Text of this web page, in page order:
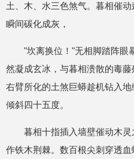
土、木、水三色煞气。暮相催
瞬间碳化成灰，
"坎离换位！"无相脚踏阵眼
然凝成玄冰，与暮相溃散的毒
右臂所化的土煞巨蟒趁机钻入
倾斜四十五度。
暮相十指插入墙壁催动木
作铁木荆棘。数百根尖刺穿透